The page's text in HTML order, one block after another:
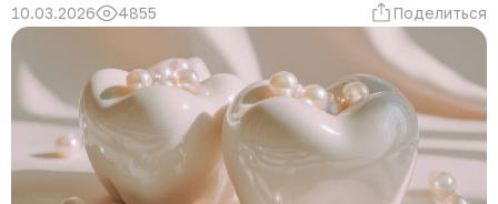
10.03.2026 4855 Поделиться